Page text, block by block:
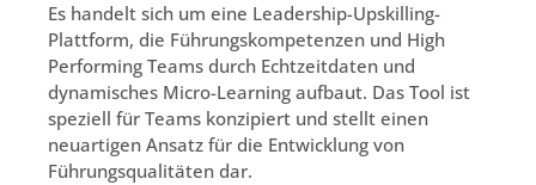
Es handelt sich um eine Leadership-Upskilling-
Plattform, die Führungskompetenzen und High
Performing Teams durch Echtzeitdaten und
dynamisches Micro-Learning aufbaut. Das Tool ist
speziell für Teams konzipiert und stellt einen
neuartigen Ansatz für die Entwicklung von
Führungsqualitäten dar.